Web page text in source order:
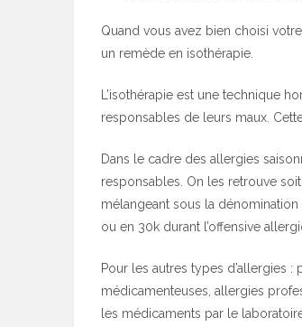
Quand vous avez bien choisi
un remède en isothérapie.
L’isothérapie est une technique
responsables de leurs maux.
Dans le cadre des allergies
responsables. On les retrouve
mélangeant sous la
ou en 30k durant l’offensive
Pour les autres types d’allergies
médicamenteuses, allergies
les médicaments par le